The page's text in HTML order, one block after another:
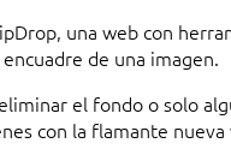
una web con
de una imagen.
el fondo o solo
con la flamante nueva